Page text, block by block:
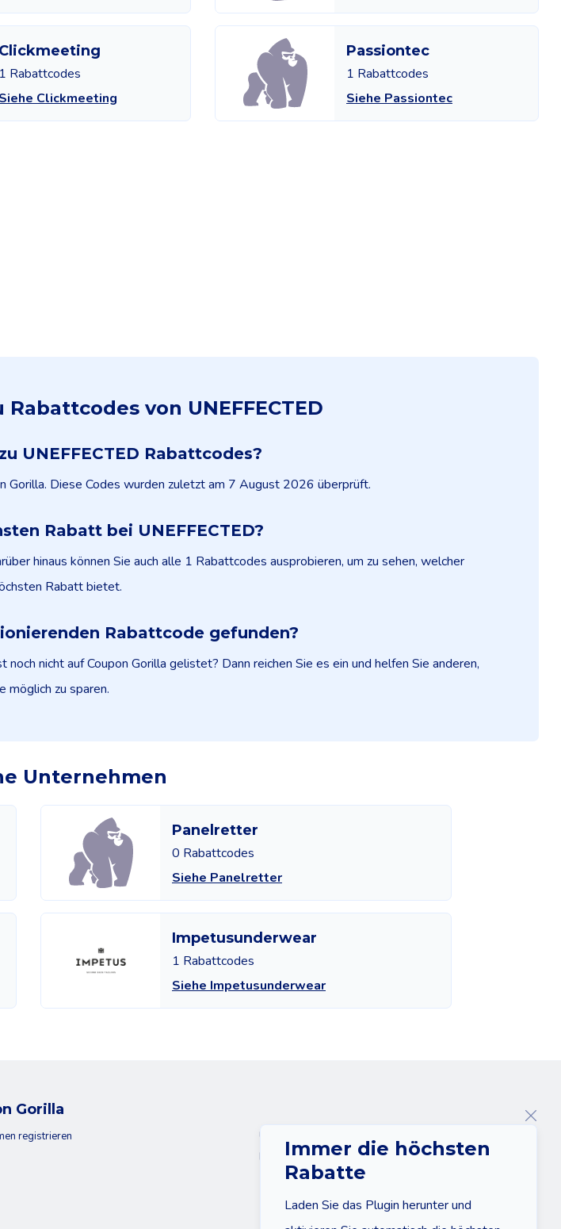
Clickmeeting
1 Rabattcodes
Siehe Clickmeeting
Passiontec
1 Rabattcodes
Siehe Passiontec
von UNEFFECTED
UNEFFECTED Rabattcodes?
Gorilla. Diese Codes wurden zuletzt am 7 August 2026 überprüft.
Rabatt bei UNEFFECTED?
hinaus können Sie auch alle 1 Rabattcodes ausprobieren, um zu sehen, welcher
Rabatt bietet.
Rabattcode gefunden?
nicht auf Coupon Gorilla gelistet? Dann reichen Sie es ein und helfen Sie anderen,
möglich zu sparen.
Unternehmen
Panelretter
0 Rabattcodes
Siehe Panelretter
Impetusunderwear
1 Rabattcodes
Siehe Impetusunderwear
Immer die höchsten
Rabatte
Laden Sie das Plugin herunter und
Gorilla
registrieren
Über uns
Kontakt